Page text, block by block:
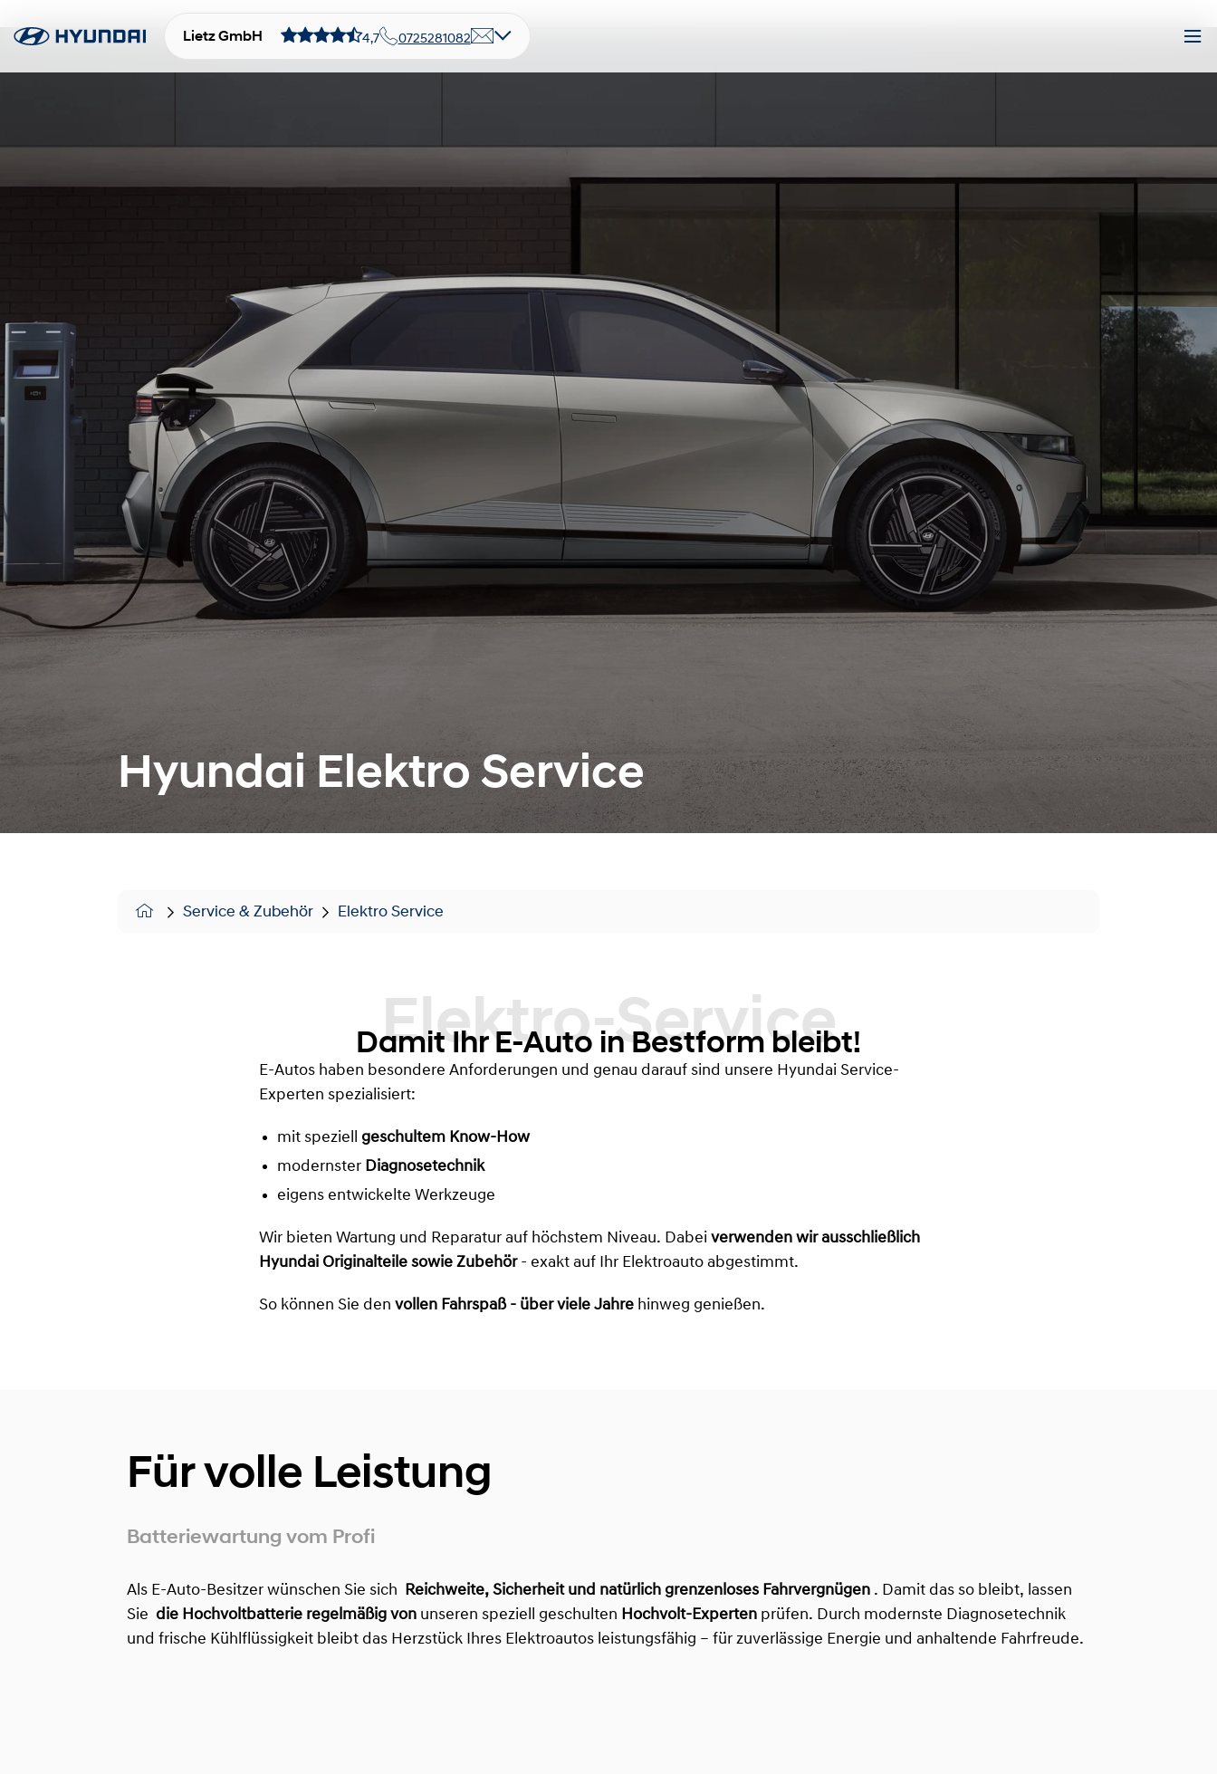
Lietz GmbH 4,7 0725281082
Hyundai Elektro Service
Service & Zubehör Elektro Service
Elektro-Service
Damit Ihr E-Auto in Bestform bleibt!
E-Autos haben besondere Anforderungen und genau darauf sind unsere Hyundai Service-
Experten spezialisiert:
mit speziell geschultem Know-How
modernster Diagnosetechnik
eigens entwickelte Werkzeuge
Wir bieten Wartung und Reparatur auf höchstem Niveau. Dabei verwenden wir ausschließlich
Hyundai Originalteile sowie Zubehör- exakt auf Ihr Elektroauto abgestimmt.
So können Sie den vollen Fahrspaß - über viele Jahre hinweg genießen.
Für volle Leistung
Batteriewartung vom Profi
Als E-Auto-Besitzer wünschen Sie sich Reichweite, Sicherheit und natürlich grenzenloses Fahrvergnügen . Damit das so bleibt, lassen
Sie die Hochvoltbatterie regelmäßig von unseren speziell geschulten Hochvolt-Experten prüfen. Durch modernste Diagnosetechnik
und frische Kühlflüssigkeit bleibt das Herzstück Ihres Elektroautos leistungsfähig – für zuverlässige Energie und anhaltende Fahrfreude.